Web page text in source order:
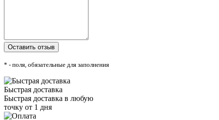
* - поля, обязательные для заполнения
Быстрая доставка
Быстрая доставка в любую
точку от 1 дня